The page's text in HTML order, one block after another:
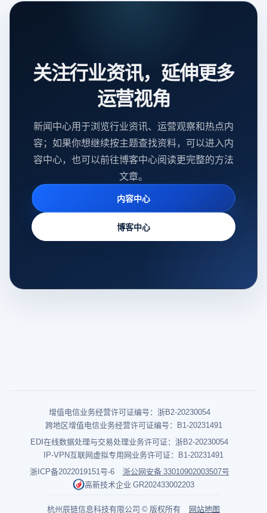
关注行业资讯，延伸更多
运营视角
新闻中心用于浏览行业资讯、运营观察和热点内
容；如果你想继续按主题查找资料，可以进入内
容中心，也可以前往博客中心阅读更完整的方法
文章。
内容中心
博客中心
增值电信业务经营许可证编号：浙B2-20230054
跨地区增值电信业务经营许可证编号：B1-20231491
EDI在线数据处理与交易处理业务许可证：浙B2-20230054
IP-VPN互联网虚拟专用网业务许可证：B1-20231491
浙ICP备2022019151号-6
浙公网安备 33010902003507号
高新技术企业 GR202433002203
杭州辰链信息科技有限公司 © 版权所有 网站地图